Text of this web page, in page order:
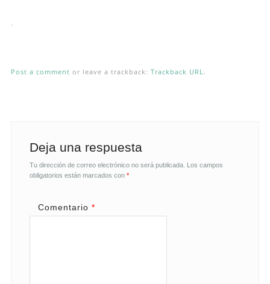
Post a comment or leave a trackback: Trackback URL .
Deja una respuesta
Tu dirección de correo electrónico no será publicada. Los campos
obligatorios están marcados con *
Comentario *